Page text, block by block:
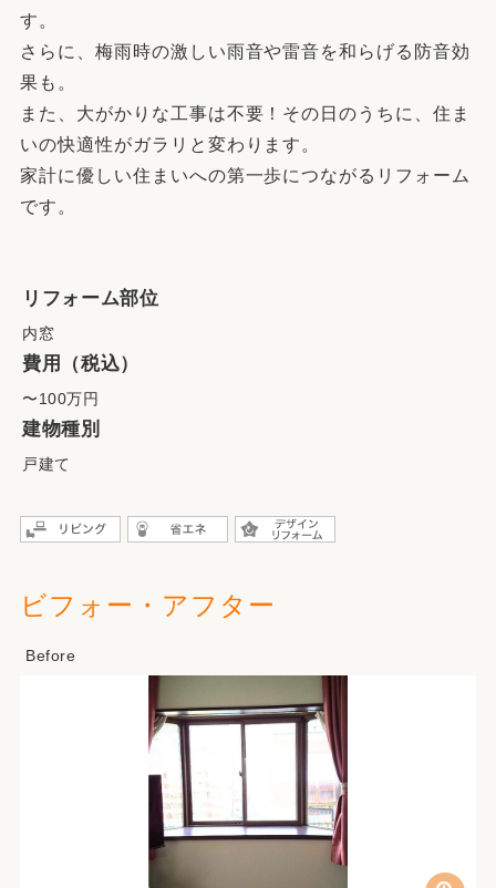
す。
さらに、梅雨時の激しい雨音や雷音を和らげる防音効
果も。
また、大がかりな工事は不要！その日のうちに、住ま
いの快適性がガラリと変わります。
家計に優しい住まいへの第一歩につながるリフォーム
です。
リフォーム部位
内窓
費用（税込）
〜100万円
建物種別
戸建て
ビフォー・アフター